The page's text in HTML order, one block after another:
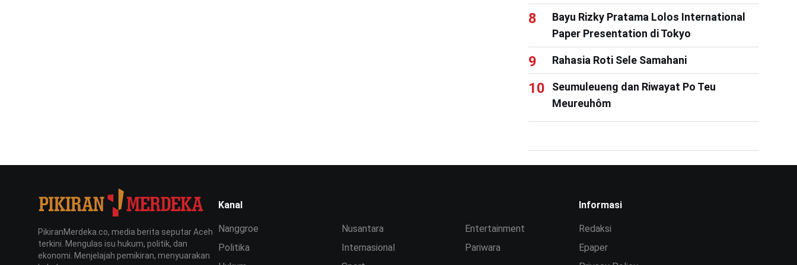
Bayu Rizky Pratama Lolos International
Paper Presentation di Tokyo
Rahasia Roti Sele Samahani
Seumuleueng dan Riwayat Po Teu
Meureuhôm
PikiranMerdeka.co, media berita seputar Aceh
terkini. Mengulas isu hukum, politik, dan
ekonomi. Menjelajah pemikiran, menyuarakan
Kanal
Nanggroe
Politika
Nusantara
Internasional
Entertainment
Pariwara
Informasi
Redaksi
Epaper